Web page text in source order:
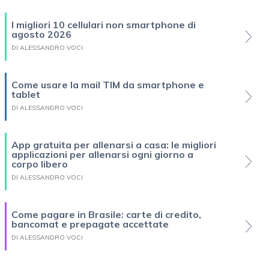
I migliori 10 cellulari non smartphone di
agosto 2026
DI ALESSANDRO VOCI
Come usare la mail TIM da smartphone e
tablet
DI ALESSANDRO VOCI
App gratuita per allenarsi a casa: le migliori
applicazioni per allenarsi ogni giorno a
corpo libero
DI ALESSANDRO VOCI
Come pagare in Brasile: carte di credito,
bancomat e prepagate accettate
DI ALESSANDRO VOCI